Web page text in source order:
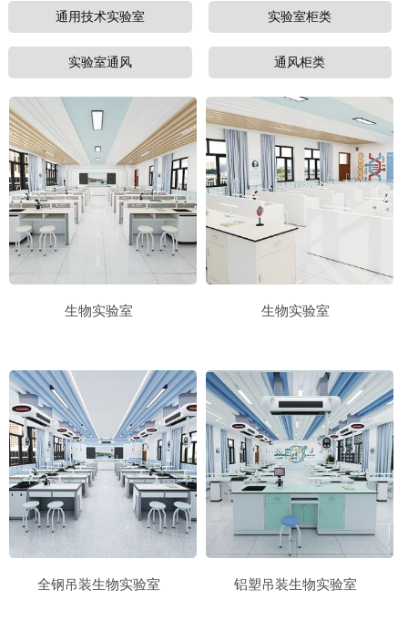
通用技术实验室 实验室柜类
实验室通风 通风柜类
生物实验室 生物实验室
全钢吊装生物实验室 铝塑吊装生物实验室